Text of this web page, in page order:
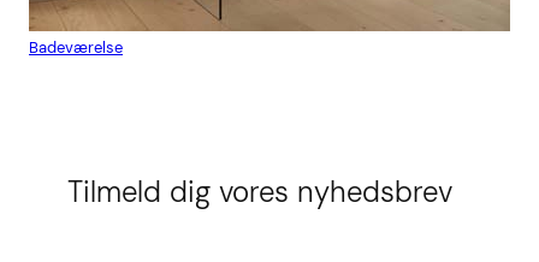
Badeværelse
Tilmeld dig vores nyhedsbrev